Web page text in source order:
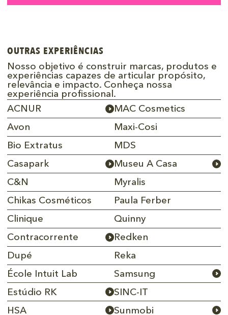
OUTRAS EXPERIÊNCIAS
Nosso objetivo é construir marcas, produtos e
experiências capazes de articular propósito,
relevância e impacto. Conheça nossa
experiência profissional.
ACNUR
Avon
Bio Extratus
Casapark
C&N
Chikas Cosméticos
Clinique
Contracorrente
Dupé
École Intuit Lab
Estúdio RK
HSA
MAC Cosmetics
Maxi-Cosi
MDS
Museu A Casa
Myralis
Paula Ferber
Quinny
Redken
Reka
Samsung
SINC-IT
Sunmobi